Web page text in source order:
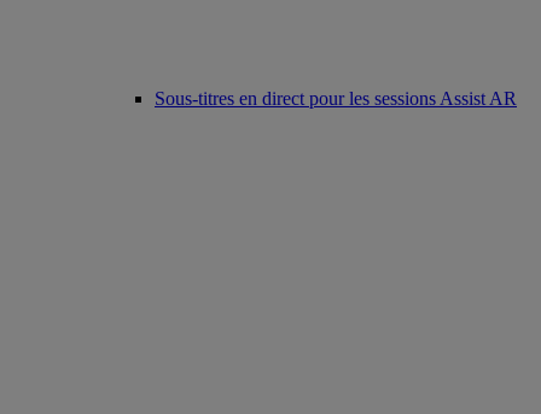
Sous-titres en direct pour les sessions Assist AR